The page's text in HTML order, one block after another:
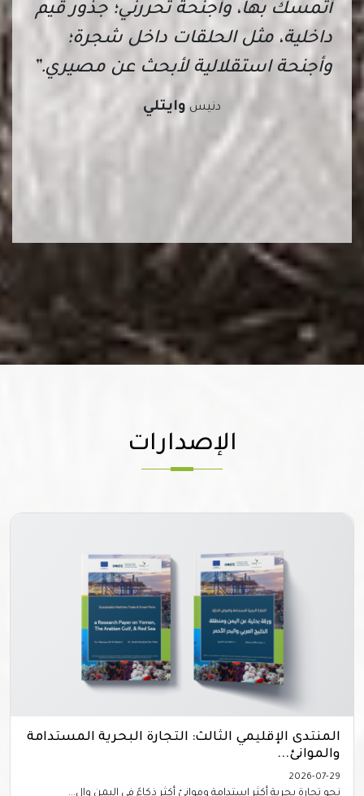
أتمسك بها، وأجنحة تحررني؛ جذور قيم
داخلية، مثل الحلقات داخل شجرة؛
وأجنحة استقلالية لأبحث عن مصيري.”
دنيس وايتلي
الإصدارات
المنتدى الإقليمي الثالث: التجارة البحرية المستدامة
والموانئ...
2026-07-29
نحو تجارة بحرية أكثر استدامة وموانئ أكثر ذكاءً في اليمن وال...